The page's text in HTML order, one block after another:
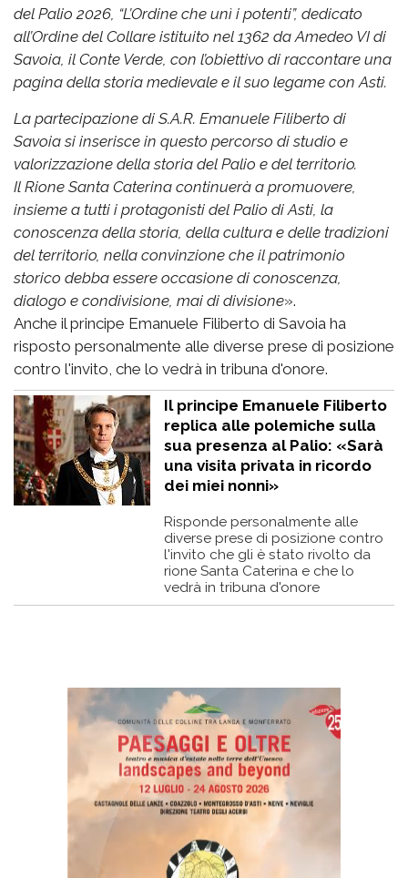
del Palio 2026, “L’Ordine che unì i potenti”, dedicato
all’Ordine del Collare istituito nel 1362 da Amedeo VI di
Savoia, il Conte Verde, con l’obiettivo di raccontare una
pagina della storia medievale e il suo legame con Asti.
La partecipazione di S.A.R. Emanuele Filiberto di
Savoia si inserisce in questo percorso di studio e
valorizzazione della storia del Palio e del territorio.
Il Rione Santa Caterina continuerà a promuovere,
insieme a tutti i protagonisti del Palio di Asti, la
conoscenza della storia, della cultura e delle tradizioni
del territorio, nella convinzione che il patrimonio
storico debba essere occasione di conoscenza,
dialogo e condivisione, mai di divisione».
Anche il principe Emanuele Filiberto di Savoia ha
risposto personalmente alle diverse prese di posizione
contro l'invito, che lo vedrà in tribuna d'onore.
Il principe Emanuele Filiberto
replica alle polemiche sulla
sua presenza al Palio: «Sarà
una visita privata in ricordo
dei miei nonni»
Risponde personalmente alle
diverse prese di posizione contro
l'invito che gli è stato rivolto da
rione Santa Caterina e che lo
vedrà in tribuna d'onore